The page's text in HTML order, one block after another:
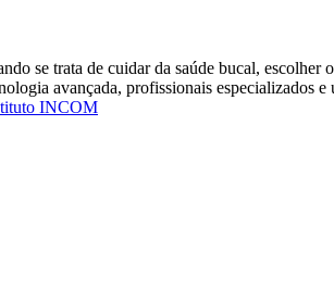
se trata de cuidar da saúde bucal,
avançada, profissionais especializados
INCOM